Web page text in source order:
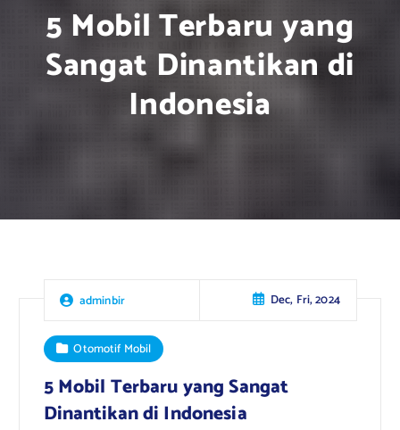
5 Mobil Terbaru yang
Sangat Dinantikan di
Indonesia
adminbir Dec, Fri, 2024
Otomotif Mobil
5 Mobil Terbaru yang Sangat
Dinantikan di Indonesia